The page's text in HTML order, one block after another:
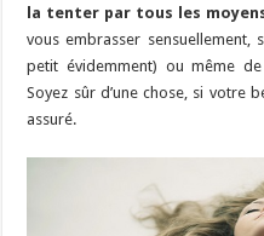
la tenter par tous les
vous embrasser sensuellement,
petit évidemment) ou même
Soyez sûr d’une chose, si votre
assuré.